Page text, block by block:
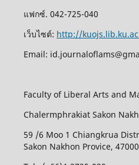
แฟกซ์. 042-725-040
เว็บไซต์: http://
Email:
Faculty of Liberal Arts and
Chalermphrakiat Sakon
59 /6 Moo 1 Chiangkrua
Sakon Nakhon Provice,